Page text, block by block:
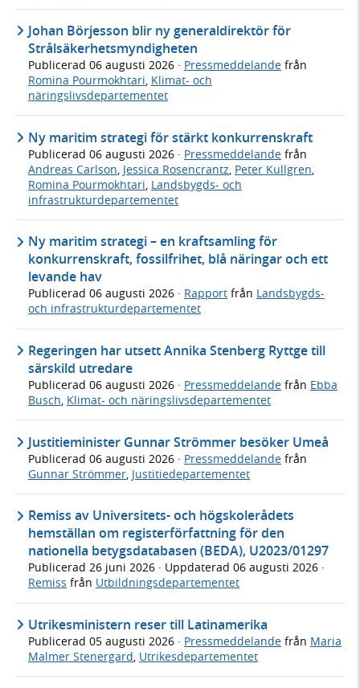
Johan Börjesson blir ny generaldirektör för
Strålsäkerhetsmyndigheten
Publicerad 06 augusti 2026 · Pressmeddelande från
Romina Pourmokhtari, Klimat- och
näringslivsdepartementet
Ny maritim strategi för stärkt konkurrenskraft
Publicerad 06 augusti 2026 · Pressmeddelande från
Andreas Carlson Jessica Rosencrantz Peter Kullgren
Romina Pourmokhtari Landsbygds- och
infrastrukturdepartementet
Ny maritim strategi – en kraftsamling för
konkurrenskraft, fossilfrihet, blå näringar och ett
levande hav
Publicerad 06 augusti 2026 · Rapport från Landsbygds-
och infrastrukturdepartementet
Regeringen har utsett Annika Stenberg Ryttge till
särskild utredare
Publicerad 06 augusti 2026 · Pressmeddelande från Ebba
Busch, Klimat- och näringslivsdepartementet
Justitieminister Gunnar Strömmer besöker Umeå
Publicerad 06 augusti 2026 · Pressmeddelande från
Gunnar Strömmer Justitiedepartementet
Remiss av Universitets- och högskolerådets
hemställan om registerförfattning för den
nationella betygsdatabasen (BEDA), U2023/01297
Publicerad 26 juni 2026 · Uppdaterad 06 augusti 2026 ·
Remiss från Utbildningsdepartementet
Utrikesministern reser till Latinamerika
Publicerad 05 augusti 2026 · Pressmeddelande från Maria
Malmer Stenergard, Utrikesdepartementet